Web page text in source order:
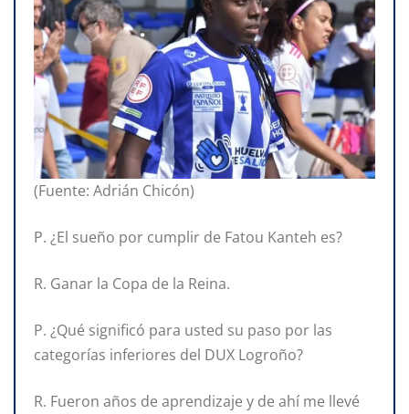
(Fuente: Adrián Chicón)
P. ¿El sueño por cumplir de Fatou Kanteh es?
R. Ganar la Copa de la Reina.
P. ¿Qué significó para usted su paso por las
categorías inferiores del DUX Logroño?
R. Fueron años de aprendizaje y de ahí me llevé